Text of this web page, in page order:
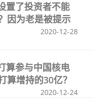
置了投资者不能
因为老是被提示
2020-12-28
算参与中国核电
算增持的30亿？
2020-12-24